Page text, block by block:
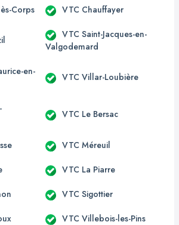
Corps VTC Chauffayer
VTC Saint-Jacques-en-
Valgodemard
en-
VTC Villar-Loubière
VTC Le Bersac
VTC Méreuil
VTC La Piarre
VTC Sigottier
VTC Villebois-les-Pins